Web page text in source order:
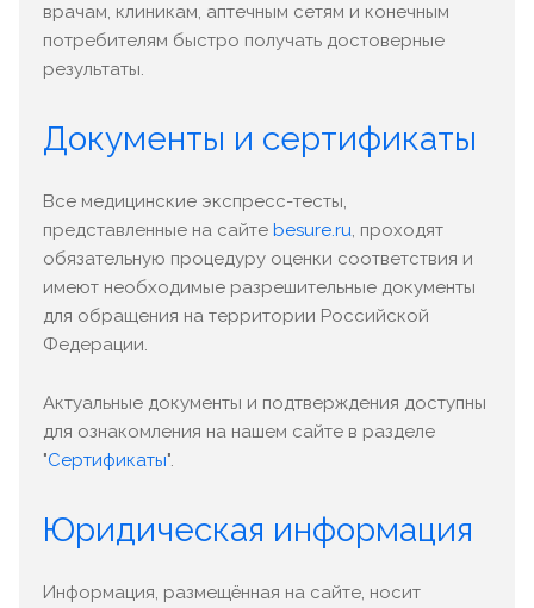
врачам, клиникам, аптечным сетям и конечным
потребителям быстро получать достоверные
результаты.
Документы и сертификаты
Все медицинские экспресс-тесты,
представленные на сайте besure.ru, проходят
обязательную процедуру оценки соответствия и
имеют необходимые разрешительные документы
для обращения на территории Российской
Федерации.
Актуальные документы и подтверждения доступны
для ознакомления на нашем сайте в разделе
"Сертификаты".
Юридическая информация
Информация, размещённая на сайте, носит